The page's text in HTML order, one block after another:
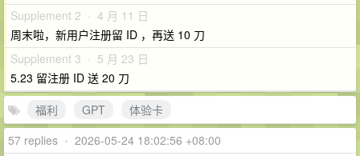
Supplement 2 · 4 月 11 日
周末啦，新用户注册留 ID ，再送 10 刀
Supplement 3 · 5 月 23 日
5.23 留注册 ID 送 20 刀
福利
GPT
体验卡
57 replies • 2026-05-24 18:02:56 +08:00